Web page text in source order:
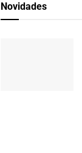
Novidades